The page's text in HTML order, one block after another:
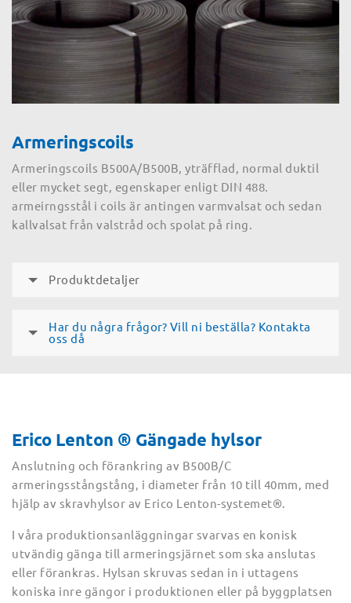
Armeringscoils
Armeringscoils B500A/B500B, yträfflad, normal duktil
eller mycket segt, egenskaper enligt DIN 488.
armeirngsstål i coils är antingen varmvalsat och sedan
kallvalsat från valstråd och spolat på ring.
Produktdetaljer
Har du några frågor? Vill ni beställa? Kontakta
oss då
Erico Lenton ® Gängade hylsor
Anslutning och förankring av B500B/C
armeringsstångstång, i diameter från 10 till 40mm, med
hjälp av skravhylsor av Erico Lenton-systemet®.
I våra produktionsanläggningar svarvas en konisk
utvändig gänga till armeringsjärnet som ska anslutas
eller förankras. Hylsan skruvas sedan in i uttagens
koniska inre gängor i produktionen eller på byggplatsen